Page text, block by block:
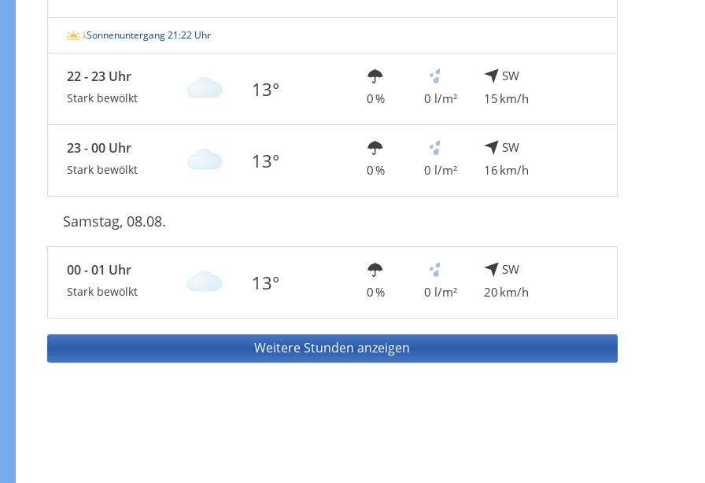
Sonnenuntergang 21:22 Uhr
22 - 23 Uhr
Stark bewölkt 13° 0 % 0 l/m²
SW
15 km/h
23 - 00 Uhr
Stark bewölkt 13° 0 % 0 l/m²
SW
16 km/h
Samstag, 08.08.
00 - 01 Uhr
Stark bewölkt 13° 0 % 0 l/m²
SW
20 km/h
Weitere Stunden anzeigen